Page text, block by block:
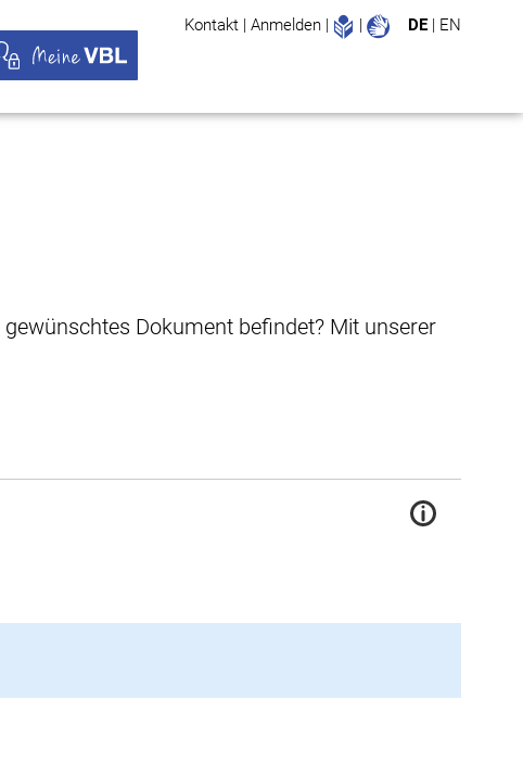
Kontakt | Anmelden | Leichte Sprache
| DE | EN
Dokument befindet? Mit unserer